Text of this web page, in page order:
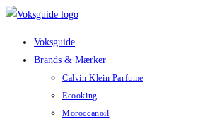
Skip
Voksguide
Brands & Mærker
Calvin Klein Parfume
Ecooking
Moroccanoil